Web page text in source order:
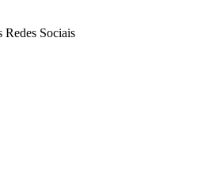
Redes Sociais